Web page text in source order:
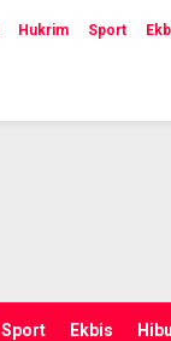
Hukrim Sport
Sport Ekbis